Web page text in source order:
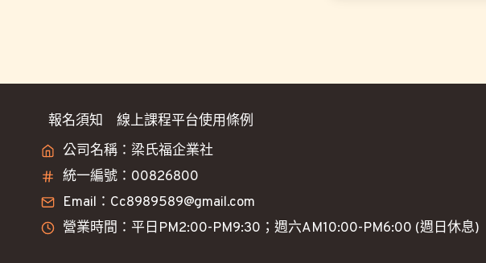
報名須知
線上課程平台使用條例
公司名稱：梁氏福企業社
統一編號：00826800
Email：Cc8989589@gmail.com
營業時間：平日PM2:00-PM9:30；週六AM10:00-PM6:00 (週日休息)